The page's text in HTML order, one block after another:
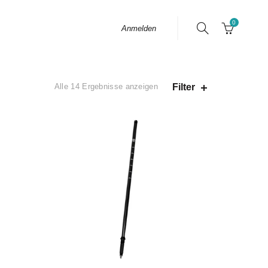
Anmelden
0
Alle 14 Ergebnisse anzeigen Filter